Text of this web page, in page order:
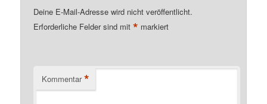
Deine E-Mail-Adresse wird nicht veröffentlicht.
Erforderliche Felder sind mit* markiert
Kommentar *